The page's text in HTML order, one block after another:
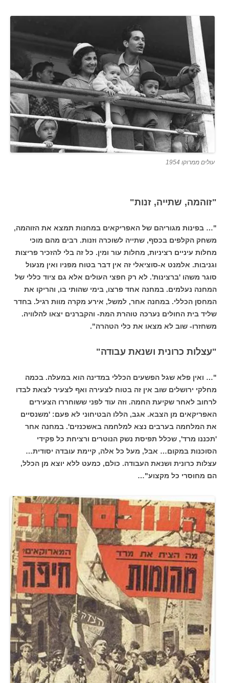
עולים ממרוקו 1954
"זוהמה, שתייה, זנות"
"… בפינות מגוריהם של האפריקאים במחנות תמצא את הזוהמה,
משחק הקלפים בכסף, שתייה לשוכרה וזנות. רבים מהם מוכי
מחלות עיניים רציניות, מחלות עור ומין. כל זה בלי להזכיר פריצות
וגניבות. אלמנט א-סוציאלי זה אין דבר בטוח מפניו ואין מנעול
סוגר משהו 'ברצינות'. לא רק חפצי העולים אלא גם ציוד כללי של
המחנה נעלמים. במחנה אחד פרצו, בימי שהותי בו, והריקו את
המחסן הכללי. במחנה אחר, למשל, אירע מקרה מוות רגיל. בחדר
שליד בית החולים נערכה טוהרת המת- והקברנים יצאו להלוויה.
משחזרו- שוב לא מצאו את כלי הטהרה".
"עצלות כרונית ושנאת עבודה"
"… ואין פלא שגל הפשעים הכללי במדינה הוא במעלה. בכמה
מחלקי ירושלים שוב אין זה בטוח לצעירה ואף לצעיר לצאת לבדו
לרחוב לאחר שקיעת החמה. וזה עוד לפני ששוחררו הצעירים
האפריקאים מן הצבא. אגב, הללו הבטיחוני לא פעם: 'משנסיים
את המלחמה בערבים נצא למלחמה באשכנזים'. במחנה אחר
'תכננו מרד', שכלל תפיסת נשק הנוטרים ורציחת כל פקידי
הסוכנות במקום… אבל, מעל כל אלה, קיימת עובדה יסודית…
עצלות כרונית ושנאת העבודה. כולם, כמעט ללא יוצא מן הכלל,
הם מחוסרי כל מקצוע"…